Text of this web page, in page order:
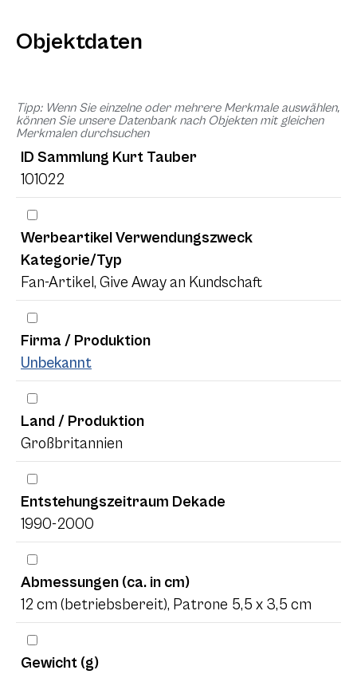
Objektdaten
Tipp: Wenn Sie einzelne oder mehrere Merkmale auswählen,
können Sie unsere Datenbank nach Objekten mit gleichen
Merkmalen durchsuchen
ID Sammlung Kurt Tauber
101022
Werbeartikel Verwendungszweck
Kategorie/Typ
Fan-Artikel, Give Away an Kundschaft
Firma / Produktion
Unbekannt
Land / Produktion
Großbritannien
Entstehungszeitraum Dekade
1990-2000
Abmessungen (ca. in cm)
12 cm (betriebsbereit), Patrone 5,5 x 3,5 cm
Gewicht (g)